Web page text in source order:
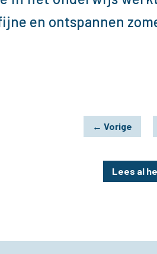
en ontspannen
← Vorige
Lees al